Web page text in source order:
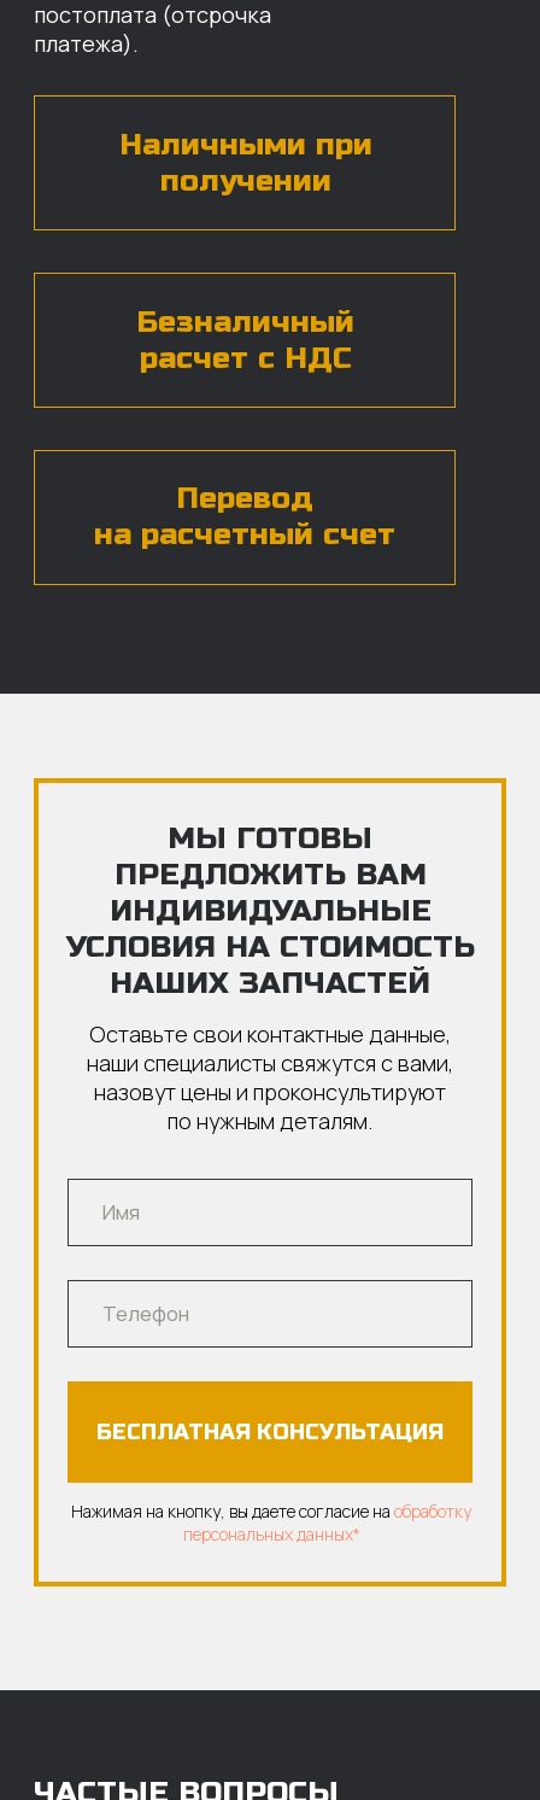
назовут цены и проконсультируют
по нужным деталям.
персональных данных*
ЧАСТЫЕ ВОПРОСЫ